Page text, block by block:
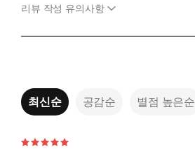
리뷰 작성 유의사항
최신순 공감순 별점 높은순